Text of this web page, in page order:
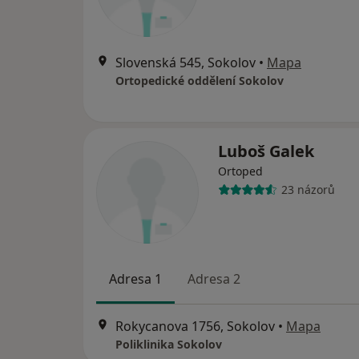
Slovenská 545, Sokolov • Mapa
Ortopedické oddělení Sokolov
Luboš Galek
Ortoped
23 názorů
Adresa 1 Adresa 2
Rokycanova 1756, Sokolov • Mapa
Poliklinika Sokolov